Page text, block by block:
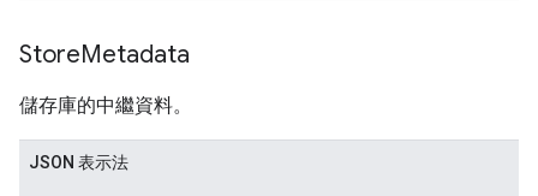
StoreMetadata
儲存庫的中繼資料。
JSON 表示法